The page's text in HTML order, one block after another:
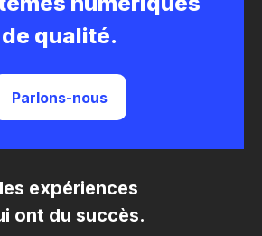
de qualité.
Parlons-nous
expériences
ont du succès.